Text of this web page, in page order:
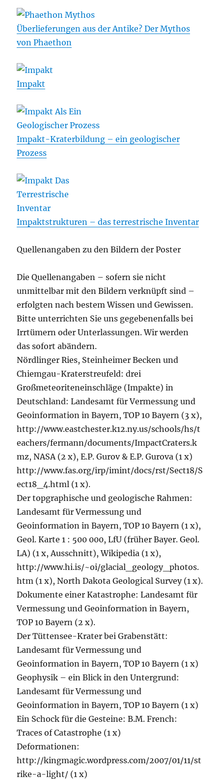
Überlieferungen aus der Antike? Der Mythos
von Phaethon
Impakt
Impakt-Kraterbildung – ein geologischer
Prozess
Impaktstrukturen – das terrestrische Inventar
Quellenangaben zu den Bildern der Poster
Die Quellenangaben – sofern sie nicht
unmittelbar mit den Bildern verknüpft sind –
erfolgten nach bestem Wissen und Gewissen.
Bitte unterrichten Sie uns gegebenenfalls bei
Irrtümern oder Unterlassungen. Wir werden
das sofort abändern.
Nördlinger Ries, Steinheimer Becken und
Chiemgau-Kraterstreufeld: drei
Großmeteoriteneinschläge (Impakte) in
Deutschland: Landesamt für Vermessung und
Geoinformation in Bayern, TOP 10 Bayern (3 x),
http://www.eastchester.k12.ny.us/schools/hs/t
eachers/fermann/documents/ImpactCraters.k
mz, NASA (2 x), E.P. Gurov & E.P. Gurova (1 x)
http://www.fas.org/irp/imint/docs/rst/Sect18/S
ect18_4.html (1 x).
Der topgraphische und geologische Rahmen:
Landesamt für Vermessung und
Geoinformation in Bayern, TOP 10 Bayern (1 x),
Geol. Karte 1 : 500 000, LfU (früher Bayer. Geol.
LA) (1 x, Ausschnitt), Wikipedia (1 x),
http://www.hi.is/~oi/glacial_geology_photos.
htm (1 x), North Dakota Geological Survey (1 x).
Dokumente einer Katastrophe: Landesamt für
Vermessung und Geoinformation in Bayern,
TOP 10 Bayern (2 x).
Der Tüttensee-Krater bei Grabenstätt:
Landesamt für Vermessung und
Geoinformation in Bayern, TOP 10 Bayern (1 x)
Geophysik – ein Blick in den Untergrund:
Landesamt für Vermessung und
Geoinformation in Bayern, TOP 10 Bayern (1 x)
Ein Schock für die Gesteine: B.M. French:
Traces of Catastrophe (1 x)
Deformationen:
http://kingmagic.wordpress.com/2007/01/11/st
rike-a-light/ (1 x)